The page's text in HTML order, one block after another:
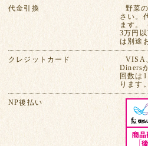
代金引換
野菜
さい。
ます。
3万円
は別途
クレジットカード
VISA
Diners
回数は
ります。
NP後払い